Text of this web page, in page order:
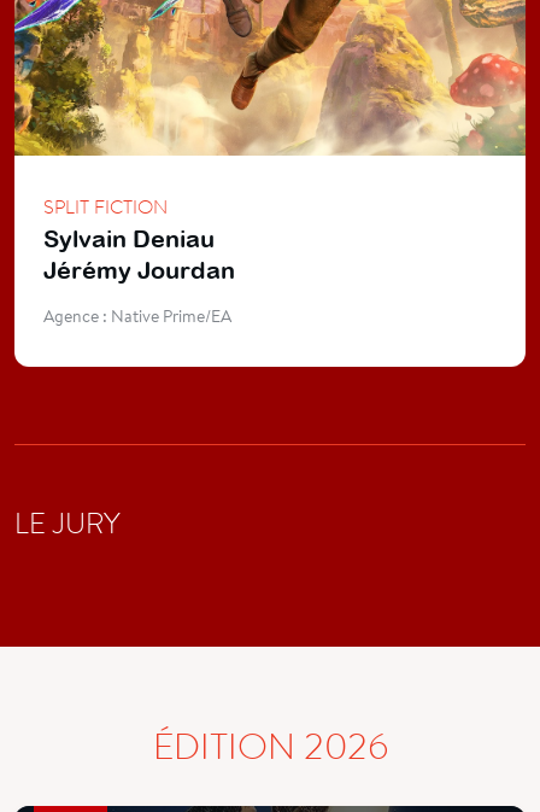
SPLIT FICTION
Sylvain Deniau
Jérémy Jourdan
Agence : Native Prime/EA
LE JURY
ÉDITION 2026